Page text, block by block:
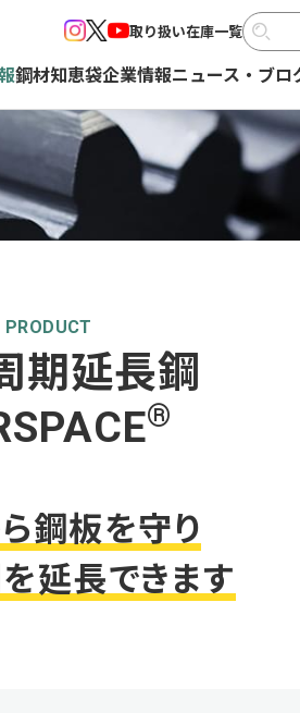
鋼材知恵袋企業情報ニュース・ブロ
取り扱い在庫一覧
PRODUCT
期延長鋼
®
鋼板を守り
延長できます